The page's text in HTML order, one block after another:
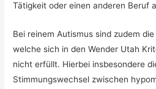
Tätigkeit oder einen anderen Beruf
Bei reinem Autismus sind zudem
welche sich in den Wender Utah
nicht erfüllt. Hierbei insbesondere
Stimmungswechsel zwischen